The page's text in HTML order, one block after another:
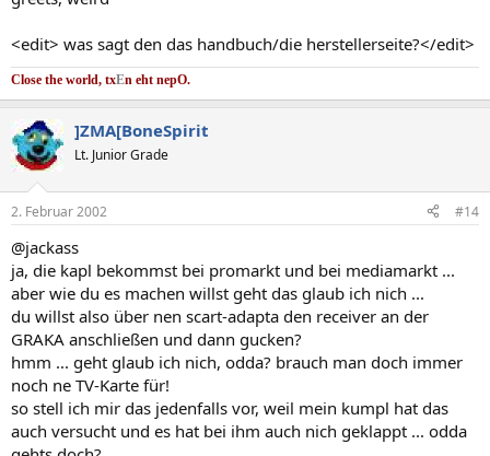
<edit> was sagt den das handbuch/die herstellerseite?</edit>
Close the world, txEn eht nepO.
]ZMA[BoneSpirit
Lt. Junior Grade
2. Februar 2002 #14
@jackass
ja, die kapl bekommst bei promarkt und bei mediamarkt ...
aber wie du es machen willst geht das glaub ich nich ...
du willst also über nen scart-adapta den receiver an der
GRAKA anschließen und dann gucken?
hmm ... geht glaub ich nich, odda? brauch man doch immer
noch ne TV-Karte für!
so stell ich mir das jedenfalls vor, weil mein kumpl hat das
auch versucht und es hat bei ihm auch nich geklappt ... odda